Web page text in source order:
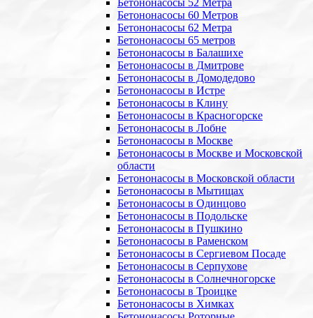
Бетононасосы 52 Метра
Бетононасосы 60 Метров
Бетононасосы 62 Метра
Бетононасосы 65 метров
Бетононасосы в Балашихе
Бетононасосы в Дмитрове
Бетононасосы в Домодедово
Бетононасосы в Истре
Бетононасосы в Клину
Бетононасосы в Красногорске
Бетононасосы в Лобне
Бетононасосы в Москве
Бетононасосы в Москве и Московской
области
Бетононасосы в Московской области
Бетононасосы в Мытищах
Бетононасосы в Одинцово
Бетононасосы в Подольске
Бетононасосы в Пушкино
Бетононасосы в Раменском
Бетононасосы в Сергиевом Посаде
Бетононасосы в Серпухове
Бетононасосы в Солнечногорске
Бетононасосы в Троицке
Бетононасосы в Химках